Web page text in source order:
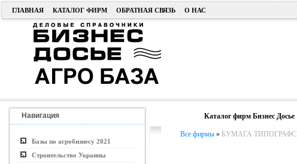
ГЛАВНАЯ КАТАЛОГ ФИРМ ОБРАТНАЯ СВЯЗЬ О НАС
Навигация
Базы по агробизнесу 2021
Строительство Украины
Каталог фирм Бизнес Досье
Все фирмы» БУМАГА